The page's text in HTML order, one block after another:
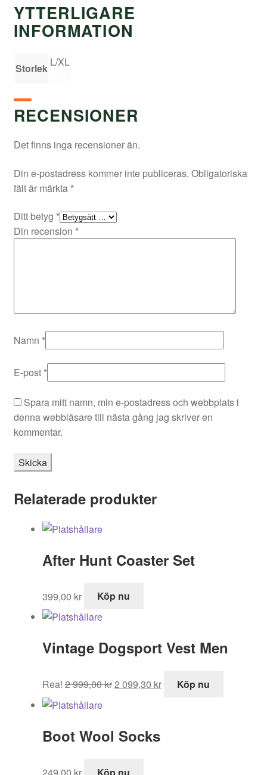
YTTERLIGARE
INFORMATION
Storlek L/XL
RECENSIONER
Det finns inga recensioner än.
Din e-postadress kommer inte publiceras. Obligatoriska
fält är märkta *
Ditt betyg *
Din recension *
Namn *
E-post *
Spara mitt namn, min e-postadress och webbplats i
denna webbläsare till nästa gång jag skriver en
kommentar.
Relaterade produkter
After Hunt Coaster Set
399,00 kr Köp nu
Vintage Dogsport Vest Men
Rea! 2 999,00kr
ursprungliga
2
2 099,30 kr
nuvarande
Köp nu
Boot Wool Socks
249,00 kr Köp nu